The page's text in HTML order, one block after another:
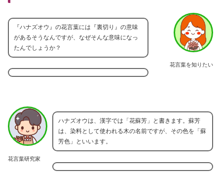
花言葉を知りたい
『ハナズオウ』の花言葉には『裏切り』の意味
があるそうなんですが、なぜそんな意味になっ
たんでしょうか？
花言葉研究家
ハナズオウは、漢字では「花蘇芳」と書きます。蘇芳
は、染料として使われる木の名前ですが、その色を「蘇
芳色」といいます。